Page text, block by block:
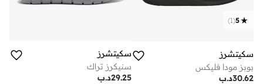
5
(
1
)
سكيتشرز
بوبز مودا فليكس
د.ب30.62
سكيتشرز
سنيكرز تراك
د.ب29.25